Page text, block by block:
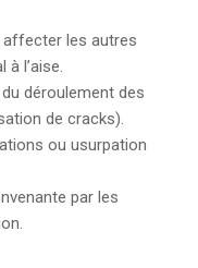
les autres
l’aise.
déroulement des
de cracks).
ou usurpation
par les